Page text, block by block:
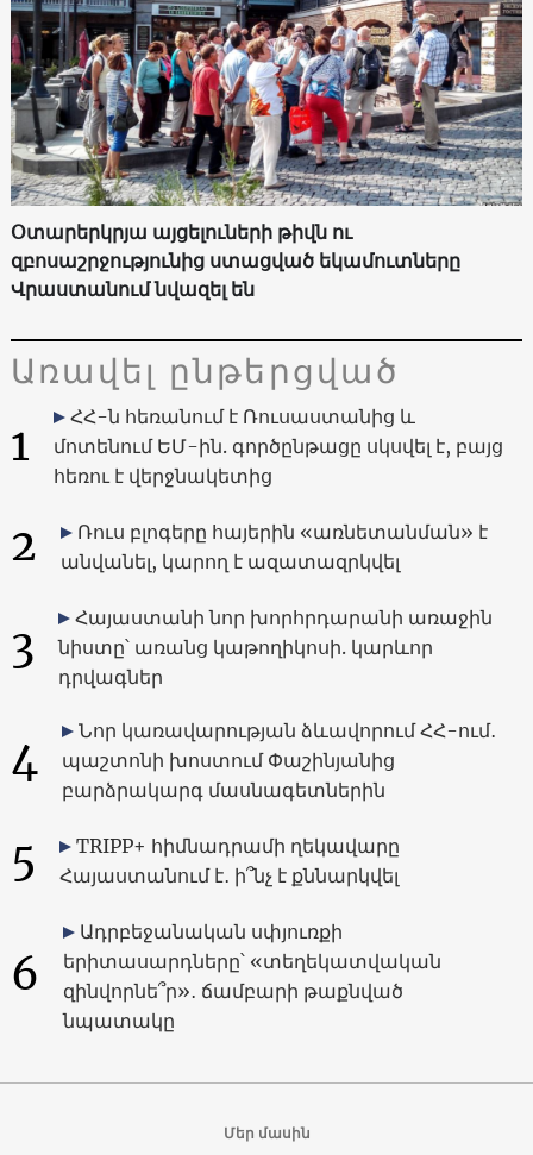
Օտարերկրյա այցելուների թիվն ու
զբոսաշրջությունից ստացված եկամուտները
Վրաստանում նվազել են
Առավել ընթերցված
1
ՀՀ-ն հեռանում է Ռուսաստանից և
մոտենում ԵՄ-ին. գործընթացը սկսվել է, բայց
հեռու է վերջնակետից
2
Ռուս բլոգերը հայերին «առնետանման» է
անվանել, կարող է ազատազրկվել
3
Հայաստանի նոր խորհրդարանի առաջին
նիստը՝ առանց կաթողիկոսի. կարևոր
դրվագներ
4
Նոր կառավարության ձևավորում ՀՀ-ում․
պաշտոնի խոստում Փաշինյանից
բարձրակարգ մասնագետներին
5
TRIPP+ հիմնադրամի ղեկավարը
Հայաստանում է․ ի՞նչ է քննարկվել
6
Ադրբեջանական սփյուռքի
երիտասարդները՝ «տեղեկատվական
զինվորնե՞ր»․ ճամբարի թաքնված
նպատակը
Մեր մասին